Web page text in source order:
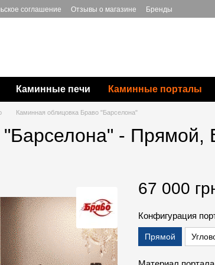
соглашение Отзывы о магазине Бренды
Каминные печи Каминные порталы
Каминная облицовка Браво "Барселона"
- Прямой,
67 000
Конфигурация
Прямой